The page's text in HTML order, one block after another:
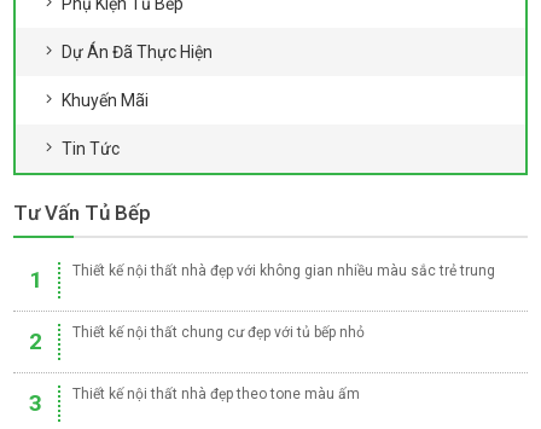
Dự Án Đã Thực Hiện
Khuyến Mãi
Tin Tức
Tư Vấn Tủ Bếp
1 Thiết kế nội thất nhà đẹp với không gian nhiều màu sắc trẻ trung
2 Thiết kế nội thất chung cư đẹp với tủ bếp nhỏ
3 Thiết kế nội thất nhà đẹp theo tone màu ấm